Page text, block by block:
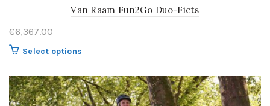
Van Raam Fun2Go Duo-Fiets
€6,367.00
Select options